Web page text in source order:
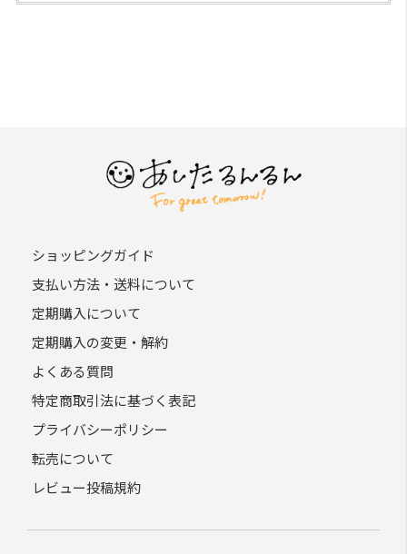
ショッピングガイド
支払い方法・送料について
定期購入について
定期購入の変更・解約
よくある質問
特定商取引法に基づく表記
プライバシーポリシー
転売について
レビュー投稿規約